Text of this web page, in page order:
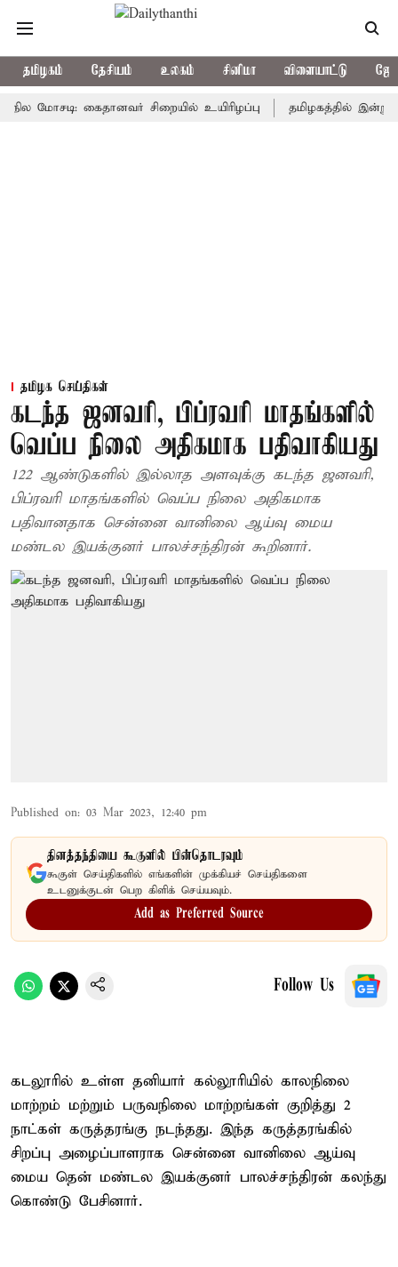
தமிழகம் தேசியம் உலகம் சினிமா விளையாட்டு
கைதானவர் சிறையில் உயிரிழப்பு தமிழகத்தில் இன்று
தமிழக செய்திகள்
கடந்த ஜனவரி, பிப்ரவரி மாதங்களில்
வெப்ப நிலை அதிகமாக பதிவாகியது
122 ஆண்டுகளில் இல்லாத அளவுக்கு கடந்த ஜனவரி,
பிப்ரவரி மாதங்களில் வெப்ப நிலை அதிகமாக
பதிவானதாக சென்னை வானிலை ஆய்வு மைய
மண்டல இயக்குனர் பாலச்சந்திரன் கூறினார்.
Published on: 03 Mar 2023, 12:40 pm
தினத்தந்தியை கூகுளில் பின்தொடரவும்
கூகுள் செய்திகளில் எங்களின் முக்கியச் செய்திகளை
உடனுக்குடன் பெற கிளிக் செய்யவும்.
Add as Preferred Source
Follow Us
கடலூரில் உள்ள தனியார் கல்லூரியில் காலநிலை
மாற்றம் மற்றும் பருவநிலை மாற்றங்கள் குறித்து 2
நாட்கள் கருத்தரங்கு நடந்தது. இந்த கருத்தரங்கில்
சிறப்பு அழைப்பாளராக சென்னை வானிலை ஆய்வு
மைய தென் மண்டல இயக்குனர் பாலச்சந்திரன் கலந்து
கொண்டு பேசினார்.